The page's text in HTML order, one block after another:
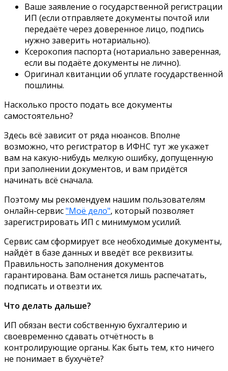
Ваше заявление о государственной регистрации
ИП (если отправляете документы почтой или
передаёте через доверенное лицо, подпись
нужно заверить нотариально).
Ксерокопия паспорта (нотариально заверенная,
если вы подаёте документы не лично).
Оригинал квитанции об уплате государственной
пошлины.
Насколько просто подать все документы
самостоятельно?
Здесь всё зависит от ряда нюансов. Вполне
возможно, что регистратор в ИФНС тут же укажет
вам на какую-нибудь мелкую ошибку, допущенную
при заполнении документов, и вам придётся
начинать всё сначала.
Поэтому мы рекомендуем нашим пользователям
онлайн-сервис"Моё дело", который позволяет
зарегистрировать ИП с минимумом усилий.
Сервис сам сформирует все необходимые документы,
найдёт в базе данных и введёт все реквизиты.
Правильность заполнения документов
гарантирована. Вам останется лишь распечатать,
подписать и отвезти их.
Что делать дальше?
ИП обязан вести собственную бухгалтерию и
своевременно сдавать отчётность в
контролирующие органы. Как быть тем, кто ничего
не понимает в бухучёте?